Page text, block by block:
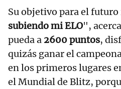
Su objetivo para el
subiendo mi ELO",
pueda a 2600 puntos,
quizás ganar el
en los primeros lugares
el Mundial de Blitz,